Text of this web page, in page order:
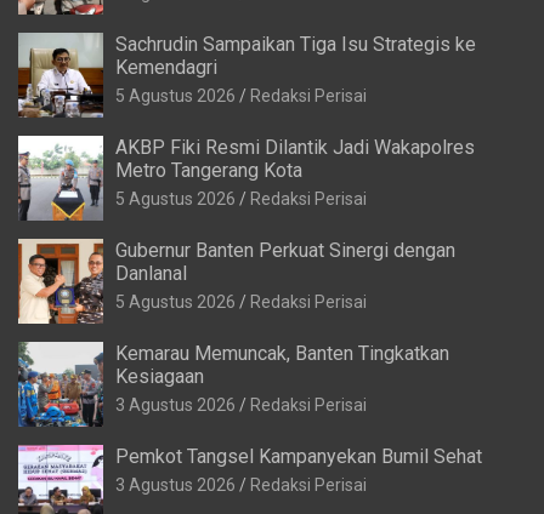
Sachrudin Sampaikan Tiga Isu Strategis ke
Kemendagri
5 Agustus 2026 Redaksi Perisai
AKBP Fiki Resmi Dilantik Jadi Wakapolres
Metro Tangerang Kota
5 Agustus 2026 Redaksi Perisai
Gubernur Banten Perkuat Sinergi dengan
Danlanal
5 Agustus 2026 Redaksi Perisai
Kemarau Memuncak, Banten Tingkatkan
Kesiagaan
3 Agustus 2026 Redaksi Perisai
Pemkot Tangsel Kampanyekan Bumil Sehat
3 Agustus 2026 Redaksi Perisai